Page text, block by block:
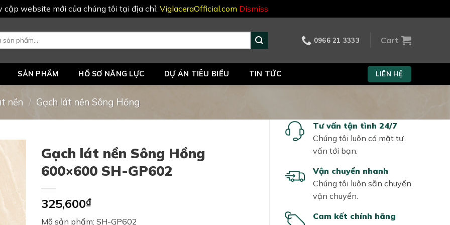
cập website mới của chúng tôi tại địa chỉ: ViglaceraOfficial.com Dismiss
0966 21 3333 Cart
SẢN PHẨM HỒ SƠ NĂNG LỰC DỰ ÁN TIÊU BIỂU TIN TỨC LIÊN HỆ
nền / Gạch lát nền Sông Hồng
Tư vấn tận tình 24/7
Chúng tôi luôn có mặt tư
vấn tới bạn.
Vận chuyển nhanh
Chúng tôi luôn sẵn chuyến
vận chuyển.
Cam kết chính hãng
Gạch lát nền Sông Hồng
600×600 SH-GP602
325,600₫
Mã sản phẩm: SH-GP602